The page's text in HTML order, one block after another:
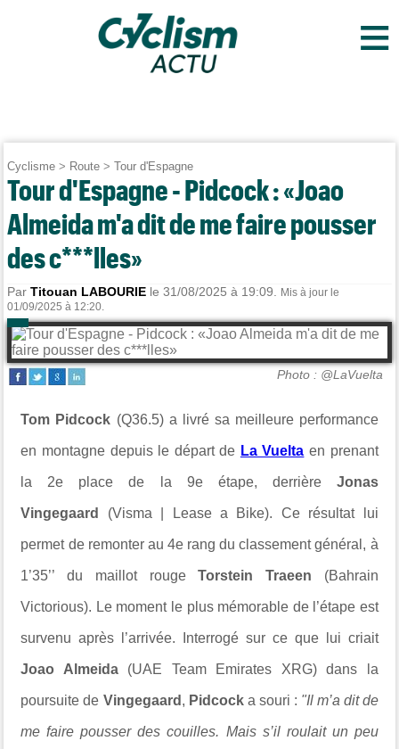
≡
Cyclisme > Route >Tour d'Espagne
Tour d'Espagne - Pidcock : «Joao
Almeida m'a dit de me faire pousser
des c***lles»
ParTitouan LABOURIE le 31/08/2025 à 19:09.
Mis à jour le
01/09/2025 à 12:20.
Photo : @LaVuelta
Tom Pidcock (Q36.5) a livré sa meilleure performance
en montagne depuis le départ de La Vuelta en prenant
la 2e place de la 9e étape, derrière Jonas
Vingegaard (Visma | Lease a Bike). Ce résultat lui
permet de remonter au 4e rang du classement général, à
1’35’’ du maillot rougeTorstein Traeen (Bahrain
Victorious). Le moment le plus mémorable de l’étape est
survenu après l’arrivée. Interrogé sur ce que lui criait
Joao Almeida (UAE Team Emirates XRG) dans la
poursuite de Vingegaard , Pidcock a souri : "Il m’a dit de
me faire pousser des couilles. Mais s’il roulait un peu